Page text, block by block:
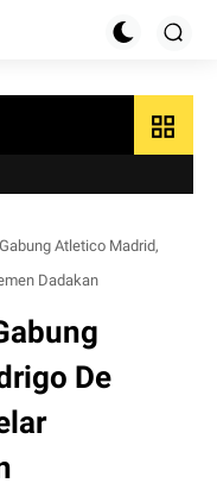
grid_view
Atletico Madrid,
Dadakan
De